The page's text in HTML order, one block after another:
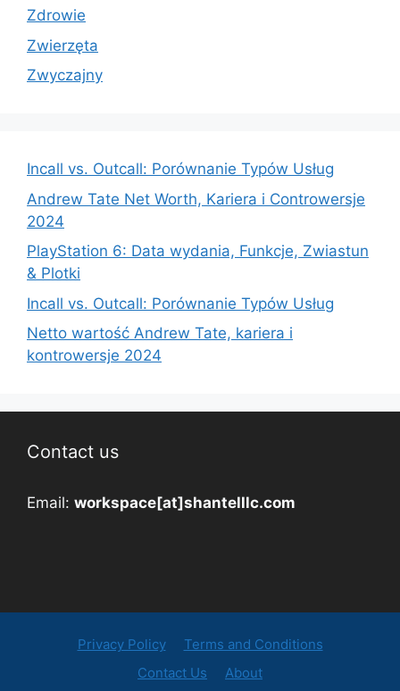
Zdrowie
Zwierzęta
Zwyczajny
Incall vs. Outcall: Porównanie Typów Usług
Andrew Tate Net Worth, Kariera i Controwersje
2024
PlayStation 6: Data wydania, Funkcje, Zwiastun
& Plotki
Incall vs. Outcall: Porównanie Typów Usług
Netto wartość Andrew Tate, kariera i
kontrowersje 2024
Contact us
Email: workspace[at]shantelllc.com
Privacy Policy
Terms and Conditions
Contact Us
About